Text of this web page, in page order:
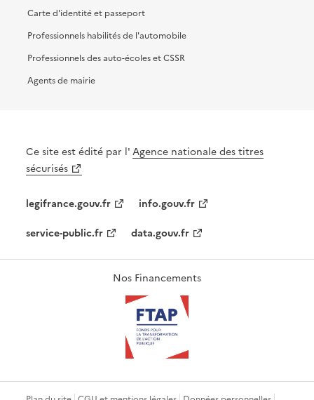
Carte d'identité et passeport
Professionnels habilités de l'automobile
Professionnels des auto-écoles et CSSR
Agents de mairie
Ce site est édité par l'Agence nationale des titres
sécurisés
legifrance.gouv.fr
info.gouv.fr
service-public.fr
data.gouv.fr
Nos Financements